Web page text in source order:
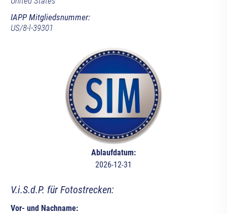
IAPP Mitgliedsnummer:
US/8-l-39301
Ablaufdatum:
2026-12-31
V.i.S.d.P. für Fotostrecken:
Vor- und Nachname: